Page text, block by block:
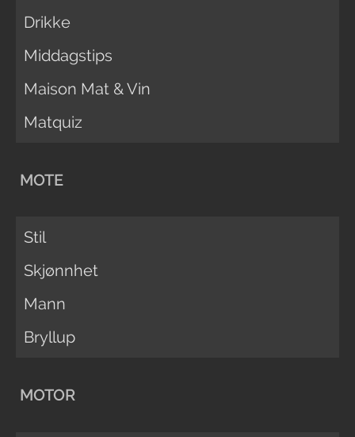
Drikke
Middagstips
Maison Mat & Vin
Matquiz
MOTE
Stil
Skjønnhet
Mann
Bryllup
MOTOR